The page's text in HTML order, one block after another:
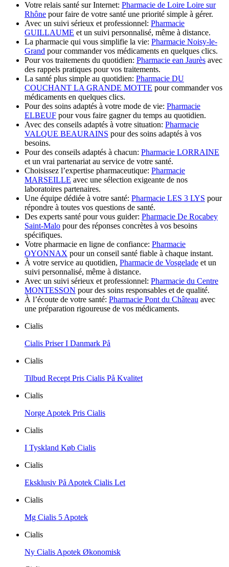
Votre relais santé sur Internet: Pharmacie de Loire Loire sur
Rhône pour faire de votre santé une priorité simple à gérer.
Avec un suivi sérieux et professionnel: Pharmacie
GUILLAUME et un suivi personnalisé, même à distance.
La pharmacie qui vous simplifie la vie: Pharmacie Noisy-le-
Grand pour commander vos médicaments en quelques clics.
Pour vos traitements du quotidien: Pharmacie ean Jaurès avec
des rappels pratiques pour vos traitements.
La santé plus simple au quotidien: Pharmacie DU
COUCHANT LA GRANDE MOTTE pour commander vos
médicaments en quelques clics.
Pour des soins adaptés à votre mode de vie: Pharmacie
ELBEUF pour vous faire gagner du temps au quotidien.
Avec des conseils adaptés à votre situation: Pharmacie
VALQUE BEAURAINS pour des soins adaptés à vos
besoins.
Pour des conseils adaptés à chacun: Pharmacie LORRAINE
et un vrai partenariat au service de votre santé.
Choisissez l’expertise pharmaceutique: Pharmacie
MARSEILLE avec une sélection exigeante de nos
laboratoires partenaires.
Une équipe dédiée à votre santé: Pharmacie LES 3 LYS pour
répondre à toutes vos questions de santé.
Des experts santé pour vous guider: Pharmacie De Rocabey
Saint-Malo pour des réponses concrètes à vos besoins
spécifiques.
Votre pharmacie en ligne de confiance: Pharmacie
OYONNAX pour un conseil santé fiable à chaque instant.
À votre service au quotidien, Pharmacie de Vosgelade et un
suivi personnalisé, même à distance.
Avec un suivi sérieux et professionnel: Pharmacie du Centre
MONTESSON pour des soins responsables et de qualité.
À l’écoute de votre santé: Pharmacie Pont du Château avec
une préparation rigoureuse de vos médicaments.
Cialis
Cialis Priser I Danmark På
Cialis
Tilbud Recept Pris Cialis På Kvalitet
Cialis
Norge Apotek Pris Cialis
Cialis
I Tyskland Køb Cialis
Cialis
Eksklusiv På Apotek Cialis Let
Cialis
Mg Cialis 5 Apotek
Cialis
Ny Cialis Apotek Økonomisk